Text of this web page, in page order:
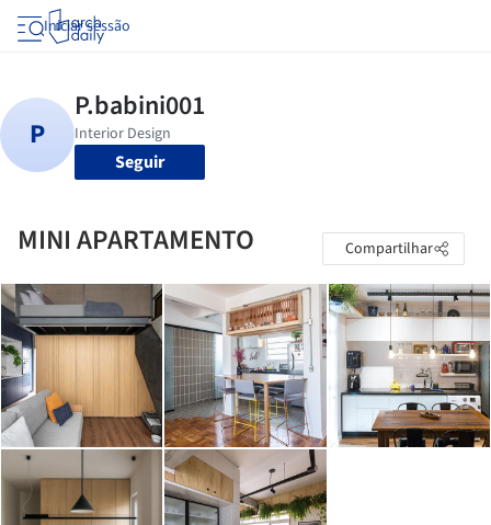
Iniciar sessão
Seguir
MINI APARTAMENTO Compartilhar